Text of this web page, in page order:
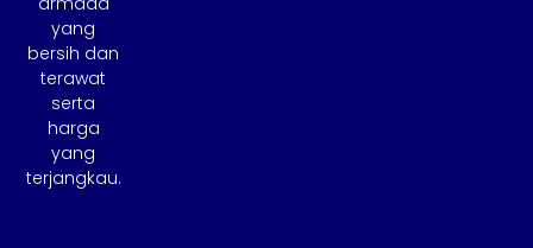
yang
bersih dan
terawat
serta
harga
yang
terjangkau.